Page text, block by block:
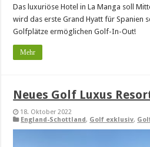
Das luxuriöse Hotel in La Manga soll
wird das erste Grand Hyatt für Spanien
Golfplätze ermöglichen Golf-In-Out!
Mehr
Neues Golf Luxus
18. Oktober 2022
England-Schottland, Golf exklusiv,